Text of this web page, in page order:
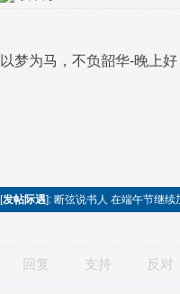
以梦为马，不负韶华-晚上好
[发帖际遇]: 断弦说书人 在端午节继
回复 支持 反对